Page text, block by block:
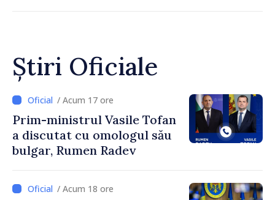
Știri Oficiale
/ Acum 17 ore
Prim-ministrul Vasile Tofan
a discutat cu omologul său
bulgar, Rumen Radev
/ Acum 18 ore